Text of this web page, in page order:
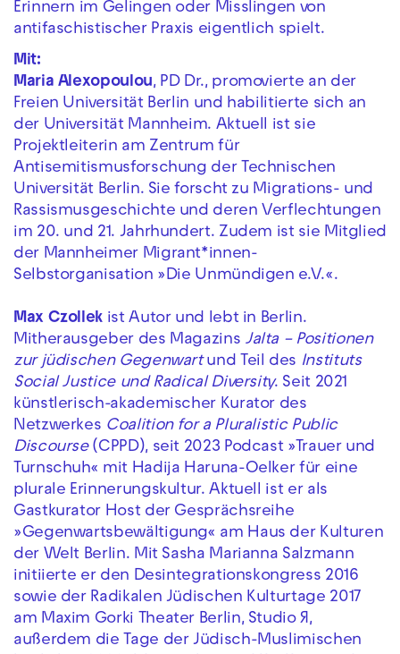
Erinnern im Gelingen oder Misslingen von
antifaschistischer Praxis eigentlich spielt.
Mit:
Maria Alexopoulou, PD Dr., promovierte an der
Freien Universität Berlin und habilitierte sich an
der Universität Mannheim. Aktuell ist sie
Projektleiterin am Zentrum für
Antisemitismusforschung der Technischen
Universität Berlin. Sie forscht zu Migrations- und
Rassismusgeschichte und deren Verflechtungen
im 20. und 21. Jahrhundert. Zudem ist sie Mitglied
der Mannheimer Migrant*innen-
Selbstorganisation »Die Unmündigen e.V.«.
Max Czollek ist Autor und lebt in Berlin.
Mitherausgeber des Magazins Jalta – Positionen
zur jüdischen Gegenwartund Teil des Instituts
Social Justice und Radical Diversity. Seit 2021
künstlerisch-akademischer Kurator des
Netzwerkes Coalition for a Pluralistic Public
Discourse(CPPD), seit 2023 Podcast »Trauer und
Turnschuh« mit Hadija Haruna-Oelker für eine
plurale Erinnerungskultur. Aktuell ist er als
Gastkurator Host der Gesprächsreihe
»Gegenwartsbewältigung« am Haus der Kulturen
der Welt Berlin. Mit Sasha Marianna Salzmann
initiierte er den Desintegrationskongress 2016
sowie der Radikalen Jüdischen Kulturtage 2017
am Maxim Gorki Theater Berlin, Studio Я,
außerdem die Tage der Jüdisch-Muslimischen